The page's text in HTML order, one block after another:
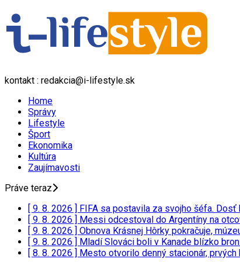
kontakt : redakcia@i-lifestyle.sk
Home
Správy
Lifestyle
Šport
Ekonomika
Kultúra
Zaujímavosti
Práve teraz
[ 9. 8. 2026 ] FIFA sa postavila za svojho šéfa.
[ 9. 8. 2026 ] Messi odcestoval do Argentíny na
[ 9. 8. 2026 ] Obnova Krásnej Hôrky pokračuje,
[ 9. 8. 2026 ] Mladí Slováci boli v Kanade blízko
[ 8. 8. 2026 ] Mesto otvorilo denný stacionár,